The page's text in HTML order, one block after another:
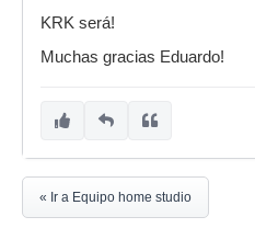
KRK será!
Muchas gracias Eduardo!
« Ir a Equipo home studio